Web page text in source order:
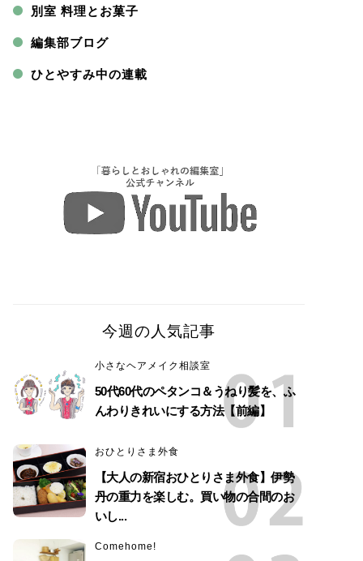
別室 料理とお菓子
編集部ブログ
ひとやすみ中の連載
今週の人気記事
小さなヘアメイク相談室
50代60代のペタンコ＆うねり髪を、ふ
んわりきれいにする方法【前編】
おひとりさま外食
【大人の新宿おひとりさま外食】伊勢
丹の重力を楽しむ。買い物の合間のお
いし...
Comehome!